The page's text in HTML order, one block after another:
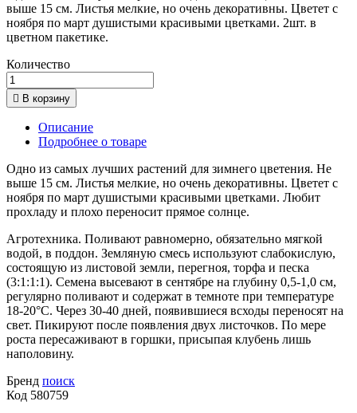
выше 15 см. Листья мелкие, но очень декоративны. Цветет с
ноября по март душистыми красивыми цветками. 2шт. в
цветном пакетике.
Количество
 В корзину
Описание
Подробнее о товаре
Одно из самых лучших растений для зимнего цветения. Не
выше 15 см. Листья мелкие, но очень декоративны. Цветет с
ноября по март душистыми красивыми цветками. Любит
прохладу и плохо переносит прямое солнце.
Агротехника. Поливают равномерно, обязательно мягкой
водой, в поддон. Земляную смесь используют слабокислую,
состоящую из листовой земли, перегноя, торфа и песка
(3:1:1:1). Семена высевают в сентябре на глубину 0,5-1,0 см,
регулярно поливают и содержат в темноте при температуре
18-20°С. Через 30-40 дней, появившиеся всходы переносят на
свет. Пикируют после появления двух листочков. По мере
роста пересаживают в горшки, присыпая клубень лишь
наполовину.
Бренд поиск
Код 580759